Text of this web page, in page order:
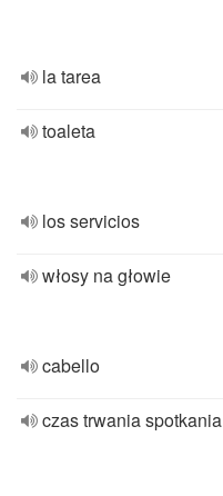
la tarea
toaleta
los servicios
włosy na głowie
cabello
czas trwania spotkania